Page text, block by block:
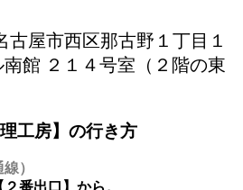
古屋市西区那古野１丁目１
館 ２１４号室（２階の東
工房】の行き方
）